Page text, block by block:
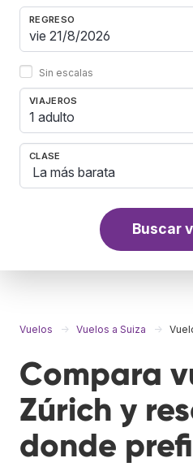
REGRESO
Sin escalas
VIAJEROS
1 adulto
CLASE
Buscar
Vuelos Vuelos a Suiza
Compara
Zúrich y
donde